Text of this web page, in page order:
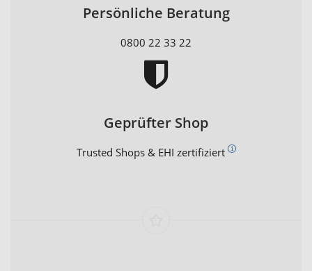
Persönliche Beratung
0800 22 33 22
Geprüfter Shop
Trusted Shops & EHI zertifiziert